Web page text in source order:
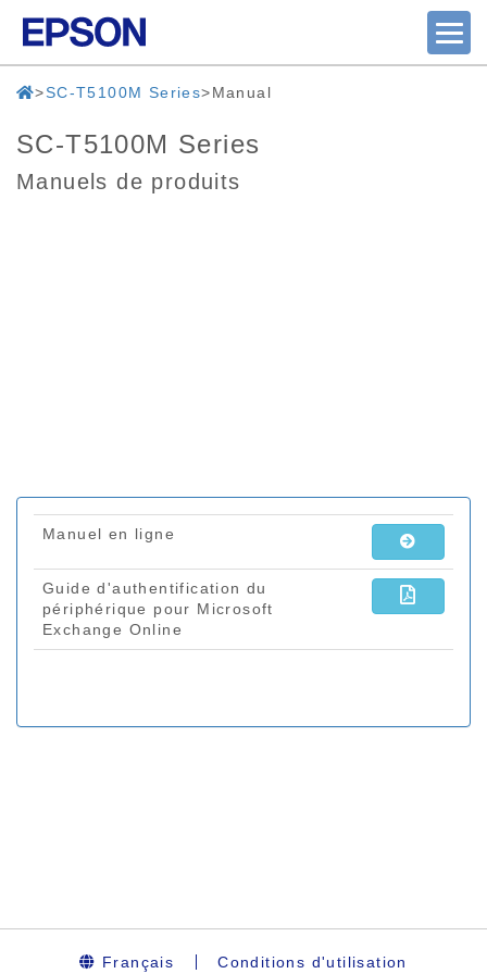
SC-T5100M Series Manual
SC-T5100M Series
Manuels de produits
Français Conditions d'utilisation